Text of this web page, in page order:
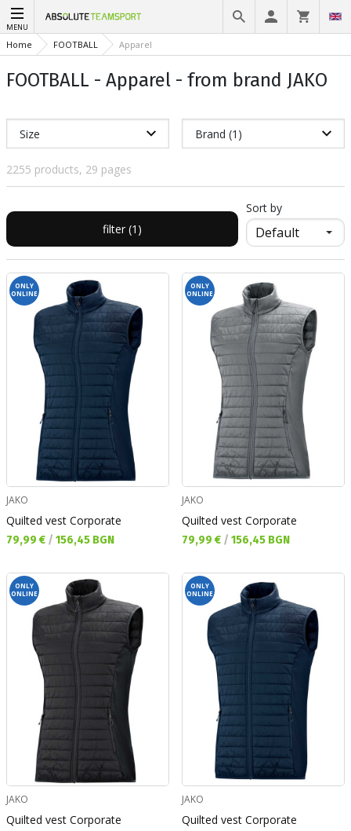
MENU
Home FOOTBALL Apparel
FOOTBALL - Apparel - from brand JAKO
Size Brand (1)
2255 products, 29 pages
filter (1)
Sort by
ONLY
ONLINE
JAKO
Quilted vest Corporate
Текуща цена:
79,99 € / 156,45 BGN
ONLY
ONLINE
JAKO
Quilted vest Corporate
Текуща цена:
79,99 € / 156,45 BGN
ONLY
ONLINE
JAKO
Quilted vest Corporate
ONLY
ONLINE
JAKO
Quilted vest Corporate